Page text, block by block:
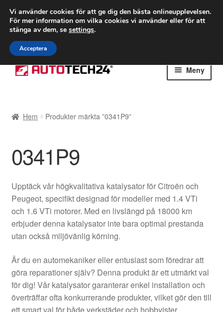
FRAKT från 75 kr
Världsomspännande frakt
Ring 766 924 713
Hoppa
till
Hoppa
till
Meny
Betalningar
Integritetspolicy
Kolla upp
Kontakt
Mitt konto
Om oss
Reklamationsprocedur
Hem Produkter märkta ”0341P9”
0341P9
Upptäck vår högkvalitativa katalysator för Citroën och
Peugeot, specifikt designad för modeller med 1.4 VTi
och 1.6 VTi motorer. Med en livslängd på 18000 km
erbjuder denna katalysator inte bara optimal prestanda
utan också miljövänlig körning.
Är du en automekaniker eller entusiast som föredrar att
göra reparationer själv? Denna produkt är ett utmärkt val
för dig! Vår katalysator garanterar enkel installation och
överträffar ofta konkurrerande produkter, vilket gör den till
ett smart val för både verkstäder och hobbyister.
Vi använder cookies för att ge dig den bästa onlineupplevelsen.
För mer information om vilka cookies vi använder eller för att
stänga av dem, se settings.
Acceptera